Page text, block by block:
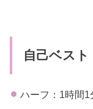
自己ベスト
ハーフ：1時間1